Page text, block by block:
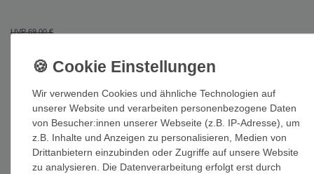
UVP 69,00 €
Inhalt1 Stück
Auf Lager: Auslieferung innerhalb von 1-3 Tagen nach
In den Warenkorb
Wir verwenden Cookies und ähnliche Technologien auf
unserer Website und verarbeiten personenbezogene Daten
von Besucher:innen unserer Webseite (z.B. IP-Adresse), um
z.B. Inhalte und Anzeigen zu personalisieren, Medien von
Drittanbietern einzubinden oder Zugriffe auf unsere Website
zu analysieren. Die Datenverarbeitung erfolgt erst durch